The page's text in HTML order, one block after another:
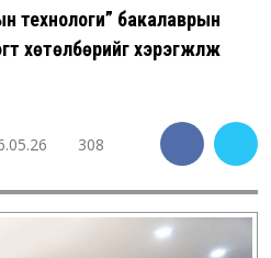
технологи” бакалаврын
хөтөлбөрийг хэрэгжүүлж
308